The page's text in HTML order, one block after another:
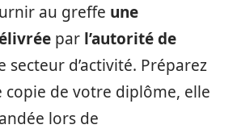
au greffe une
par l’autorité de
secteur d’activité. Préparez
copie de votre diplôme, elle
lors de